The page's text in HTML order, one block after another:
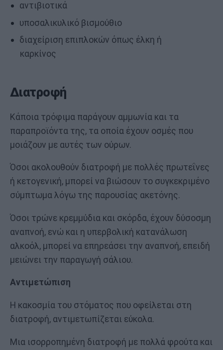
αντιβιοτικά
υποσαλικυλικό βισμούθιο
διαχείριση επιπλοκών όπως έλκη ή
καρκίνος
Διατροφή
Κάποια τρόφιμα παράγουν αμμωνία και τα
παραπροϊόντα της, τα οποία έχουν οσμές που
μοιάζουν με αυτές των ούρων.
Όσοι ακολουθούν διατροφή με πολλές πρωτεΐνες
ή κετογενική, μπορεί να βιώσουν το συγκεκριμένο
σύμπτωμα λόγω της παρουσίας ακετόνης.
Όσοι τρώνε κρεμμύδια και σκόρδα, έχουν δύσοσμη
αναπνοή, ενώ και η υπερβολική κατανάλωση
αλκοόλ, μπορεί να επηρεάσει την αναπνοή, επειδή
μειώνει την παραγωγή σάλιου.
Αντιμετώπιση
Η κακοσμία του στόματος που οφείλεται στη
διατροφή, αντιμετωπίζεται εύκολα.
Μια ισορροπημένη διατροφή με πολλά φρούτα και